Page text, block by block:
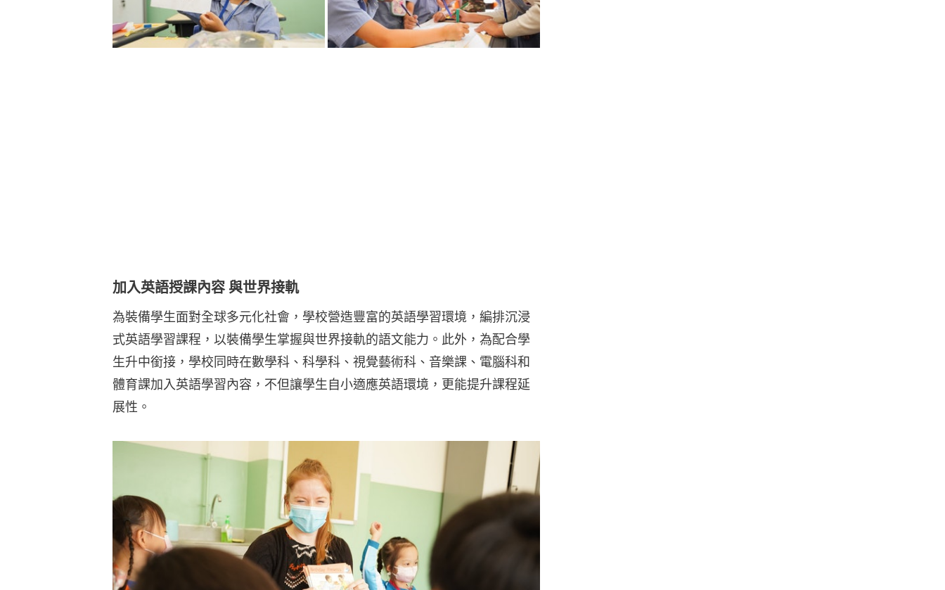
加入英語授課內容 與世界接軌
為裝備學生面對全球多元化社會，學校營造豐富的英語學習環境，編排沉浸
式英語學習課程，以裝備學生掌握與世界接軌的語文能力。此外，為配合學
生升中銜接，學校同時在數學科、科學科、視覺藝術科、音樂課、電腦科和
體育課加入英語學習內容，不但讓學生自小適應英語環境，更能提升課程延
展性。